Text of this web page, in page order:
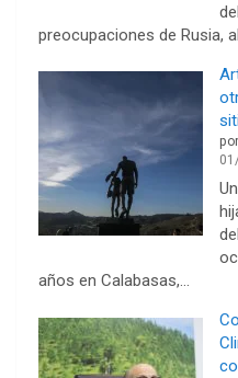
preocupaciones de Rusia,
años en Calabasas,…